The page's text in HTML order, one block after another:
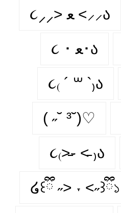
૮⸝⸝> ﻌ <⸝⸝ა
૮ ･ ﻌ･ა
૮₍ ´ ꒳ `₎ა
( ˶˘ ³˘)♡
૮₍˃̵֊ ˂̵ ₎ა
໒꒰ྀི ˶> ˕ <˶꒱ྀི১